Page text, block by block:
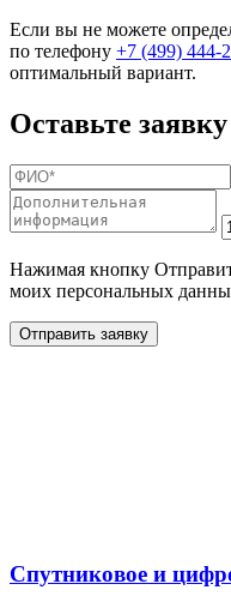
Если вы не можете
по телефону +7 (499) 444-
оптимальный вариант.
Оставьте заявку
Нажимая кнопку
моих персональных
Отправить заявку
Спутниковое и